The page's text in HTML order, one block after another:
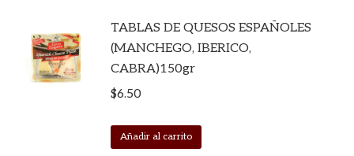
TABLAS DE QUESOS ESPAÑOLES
(MANCHEGO, IBERICO,
CABRA)150gr
$6.50
Añadir al carrito